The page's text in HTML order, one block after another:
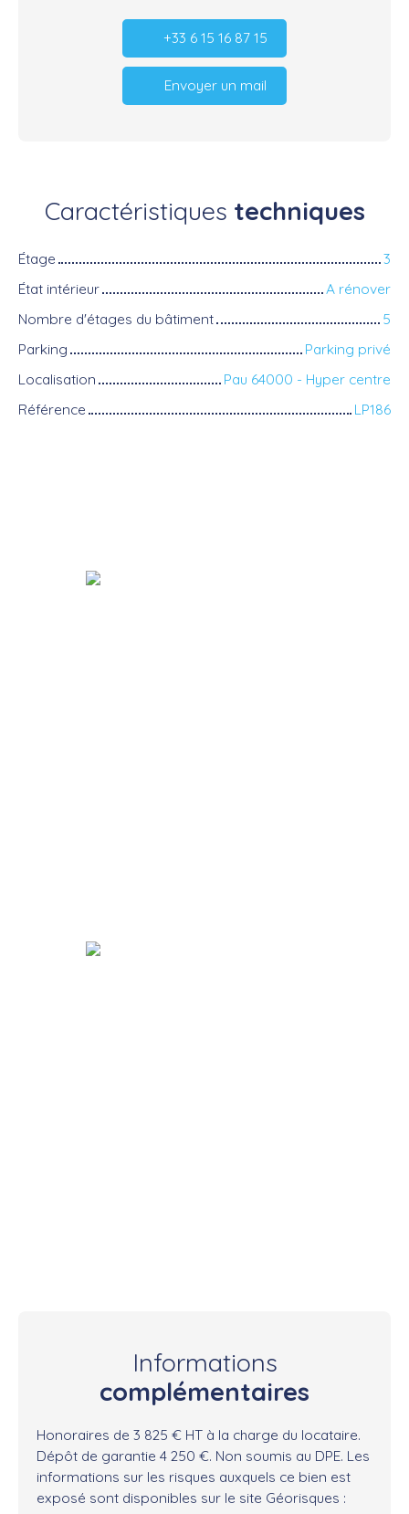
+33 6 15 16 87 15
Envoyer un mail
Caractéristiques techniques
Étage
3
État intérieur
A rénover
Nombre d'étages du bâtiment
5
Parking
Parking privé
Localisation
Pau 64000 - Hyper centre
Référence
LP186
Informations
complémentaires
Honoraires de 3 825 € HT à la charge du locataire.
Dépôt de garantie 4 250 €. Non soumis au DPE. Les
informations sur les risques auxquels ce bien est
exposé sont disponibles sur le site Géorisques :